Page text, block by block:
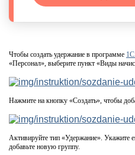
Чтобы создать удержание в программе
«Персонал», выберите пункт «Виды
Нажмите на кнопку «Создать», чтобы
Активируйте тип «Удержание». Укажите
добавьте новую группу.